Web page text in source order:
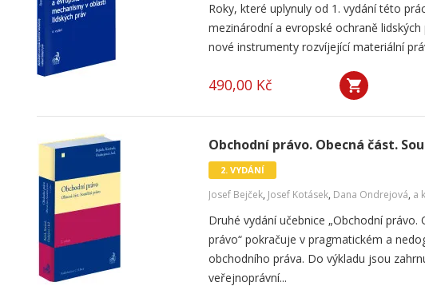
Roky, které uplynuly od 1. vydání této
mezinárodní a evropské ochraně
nové instrumenty rozvíjející materiální
490,00 Kč
Obchodní právo. Obecná část.
2. VYDÁNÍ
Josef Bejček, Josef Kotásek, Dana Ondrejová, a
Druhé vydání učebnice „Obchodní právo.
právo“ pokračuje v pragmatickém a
obchodního práva. Do výkladu jsou
veřejnoprávní...